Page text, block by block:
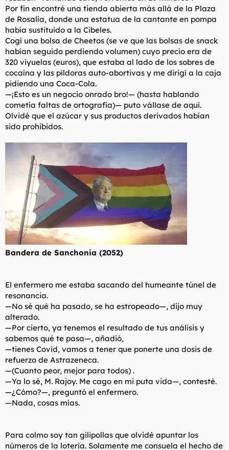
Por fin encontré una tienda abierta más allá de la Plaza
de Rosalía, donde una estatua de la cantante en pompa
había sustituido a la Cibeles.
Cogí una bolsa de Cheetos (se ve que las bolsas de snack
habían seguido perdiendo volumen) cuyo precio era de
320 viyuelas (euros), que estaba al lado de los sobres de
cocaína y las píldoras auto-abortivas y me dirigí a la caja
pidiendo una Coca-Cola.
—¡Esto es un negocio onrado bro!— (hasta hablando
cometía faltas de ortografía)— puto vállase de aquí.
Olvidé que el azúcar y sus productos derivados habían
sido prohibidos.
Bandera de Sanchonia (2052)
El enfermero me estaba sacando del humeante túnel de
resonancia.
—No sé qué ha pasado, se ha estropeado—, dijo muy
alterado.
—Por cierto, ya tenemos el resultado de tus análisis y
sabemos qué te pasa—, añadió,
—tienes Covid, vamos a tener que ponerte una dosis de
refuerzo de Astrazeneca.
—(Cuanto peor, mejor para todos) .
—Ya lo sé, M. Rajoy. Me cago en mi puta vida—, contesté.
—¿Cómo?—, preguntó el enfermero.
—Nada, cosas mías.
Para colmo soy tan gilipollas que olvidé apuntar los
números de la lotería. Solamente me consuela el hecho de